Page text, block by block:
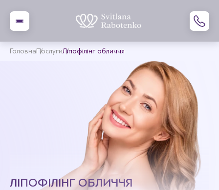
ГоловнаПослугиЛіпофілінг обличчя
ЛІПОФІЛІНГ ОБЛИЧЧЯ